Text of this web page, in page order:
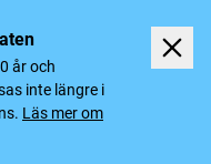
år och
inte längre i
Läs mer om